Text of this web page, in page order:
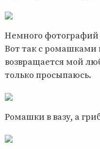
Немного фотографий
Вот так с ромашками
возвращается мой
только просыпаюсь.
Ромашки в вазу, а